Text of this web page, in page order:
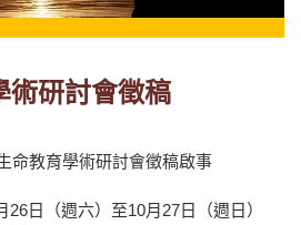
術研討會徵稿
命教育學術研討會徵稿啟事
26日（週六）至10月27日（週日）